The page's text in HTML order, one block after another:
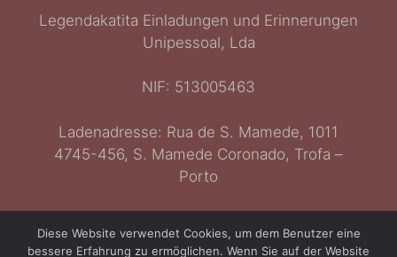
Legendakatita Einladungen und Erinnerungen
Unipessoal, Lda
NIF: 513005463
Ladenadresse: Rua de S. Mamede, 1011
4745-456, S. Mamede Coronado, Trofa –
Porto
Français
Italiano
Ελληνικά
Diese Website verwendet Cookies, um dem Benutzer eine
bessere Erfahrung zu ermöglichen. Wenn Sie auf der Website